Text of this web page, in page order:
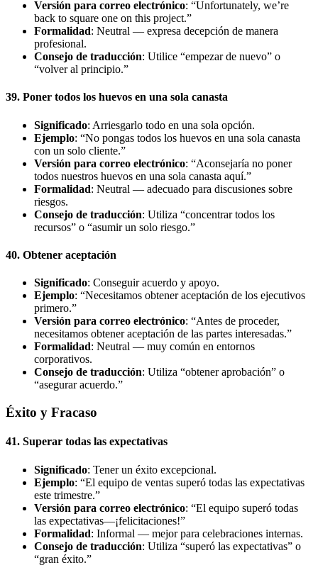
Versión para correo electrónico: “Unfortunately, we’re
back to square one on this project.”
Formalidad: Neutral — expresa decepción de manera
profesional.
Consejo de traducción: Utilice “empezar de nuevo” o
“volver al principio.”
39. Poner todos los huevos en una sola canasta
Significado: Arriesgarlo todo en una sola opción.
Ejemplo: “No pongas todos los huevos en una sola canasta
con un solo cliente.”
Versión para correo electrónico: “Aconsejaría no poner
todos nuestros huevos en una sola canasta aquí.”
Formalidad: Neutral — adecuado para discusiones sobre
riesgos.
Consejo de traducción: Utiliza “concentrar todos los
recursos” o “asumir un solo riesgo.”
40. Obtener aceptación
Significado: Conseguir acuerdo y apoyo.
Ejemplo: “Necesitamos obtener aceptación de los ejecutivos
primero.”
Versión para correo electrónico: “Antes de proceder,
necesitamos obtener aceptación de las partes interesadas.”
Formalidad: Neutral — muy común en entornos
corporativos.
Consejo de traducción: Utiliza “obtener aprobación” o
“asegurar acuerdo.”
Éxito y Fracaso
41. Superar todas las expectativas
Significado: Tener un éxito excepcional.
Ejemplo: “El equipo de ventas superó todas las expectativas
este trimestre.”
Versión para correo electrónico: “El equipo superó todas
las expectativas—¡felicitaciones!”
Formalidad: Informal — mejor para celebraciones internas.
Consejo de traducción: Utiliza “superó las expectativas” o
“gran éxito.”